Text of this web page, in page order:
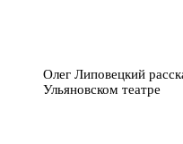
Олег Липовецкий
Ульяновском театре